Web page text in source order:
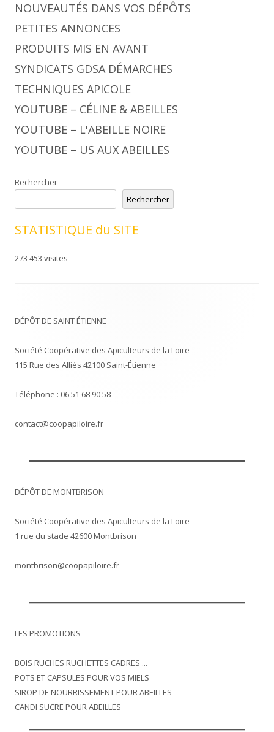
NOUVEAUTÉS DANS VOS DÉPÔTS
PETITES ANNONCES
PRODUITS MIS EN AVANT
SYNDICATS GDSA DÉMARCHES
TECHNIQUES APICOLE
YOUTUBE – CÉLINE & ABEILLES
YOUTUBE – L'ABEILLE NOIRE
YOUTUBE – US AUX ABEILLES
Rechercher
Rechercher
STATISTIQUE du SITE
273 453 visites
DÉPÔT DE SAINT ÉTIENNE
Société Coopérative des Apiculteurs de la Loire
115 Rue des Alliés 42100 Saint-Étienne
Téléphone : 06 51 68 90 58
contact@coopapiloire.fr
DÉPÔT DE MONTBRISON
Société Coopérative des Apiculteurs de la Loire
1 rue du stade 42600 Montbrison
montbrison@coopapiloire.fr
LES PROMOTIONS
BOIS RUCHES RUCHETTES CADRES ...
POTS ET CAPSULES POUR VOS MIELS
SIROP DE NOURRISSEMENT POUR ABEILLES
CANDI SUCRE POUR ABEILLES